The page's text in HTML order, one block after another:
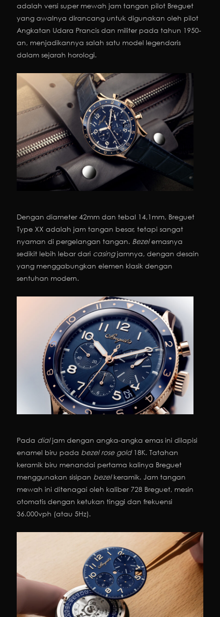
adalah versi super mewah jam tangan pilot Breguet
yang awalnya dirancang untuk digunakan oleh pilot
Angkatan Udara Prancis dan militer pada tahun 1950-
an, menjadikannya salah satu model legendaris
dalam sejarah horologi.
Dengan diameter 42mm dan tebal 14,1mm, Breguet
Type XX adalah jam tangan besar, tetapi sangat
nyaman di pergelangan tangan. Bezelemasnya
sedikit lebih lebar dari casingjamnya, dengan desain
yang menggabungkan elemen klasik dengan
sentuhan modern.
Pada dialjam dengan angka-angka emas ini dilapisi
enamel biru pada bezel rose gold18K. Tatahan
keramik biru menandai pertama kalinya Breguet
menggunakan sisipan bezelkeramik. Jam tangan
mewah ini ditenagai oleh kaliber 728 Breguet, mesin
otomatis dengan ketukan tinggi dan frekuensi
36.000vph (atau 5Hz).